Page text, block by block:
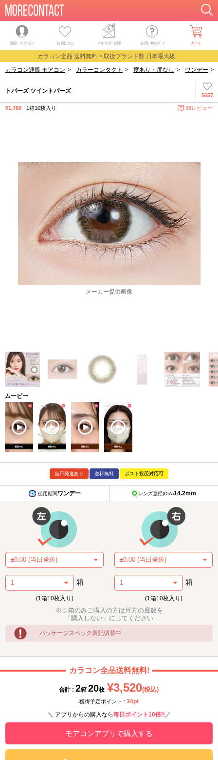
登録・ログイン お気に入り メルマガ・割引 お買い物ガイド カート
カラコン全品 送料無料 × 取扱ブランド数 日本最大級
カラコン通販 モアコン > カラーコンタクト > 度あり・度なし > ワンデー >
5657
トパーズ ツイントパーズ
¥1,760 1箱10枚入り 38レビュー
ムービー
当日発送あり 送料無料 ポスト投函対応可
使用期間ワンデー レンズ直径(DIA)14.2mm
箱
(1箱10枚入り)
箱
(1箱10枚入り)
※１箱のみご購入の方は片方の度数を
「購入しない」にしてください
パッケージスペック表記切替中
カラコン全品送料無料!
合計 : 2箱 20枚 ¥3,520(税込)
獲得予定ポイント : 34pt
＼ アプリからの購入なら毎日ポイント10倍!! ／
モアコンアプリで購入する